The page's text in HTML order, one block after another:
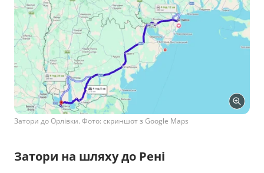
Затори до Орлівки. Фото: скриншот з Google Maps
Затори на шляху до Рені